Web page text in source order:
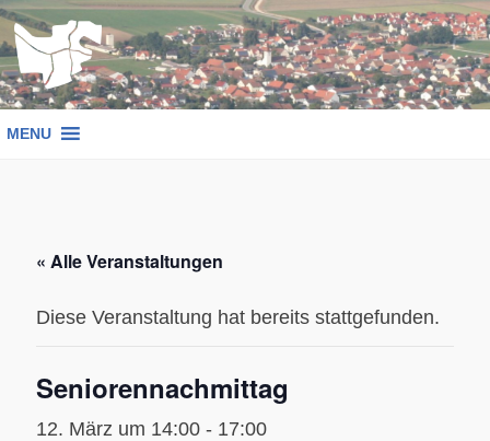
Zum
Inhalt
springen
MENU
« Alle Veranstaltungen
Diese Veranstaltung hat bereits stattgefunden.
Seniorennachmittag
12. März um 14:00 - 17:00